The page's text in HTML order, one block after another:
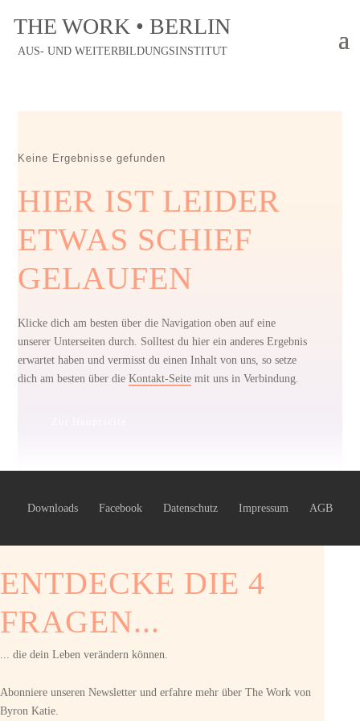
THE WORK • BERLIN
AUS- UND WEITERBILDUNGSINSTITUT
Keine Ergebnisse gefunden
HIER IST LEIDER
ETWAS SCHIEF
GELAUFEN
Klicke dich am besten über die Navigation oben auf eine
unserer Unterseiten durch. Solltest du hier ein anderes Ergebnis
erwartet haben und vermisst du einen Inhalt von uns, so setze
dich am besten über dieKontakt-Seite mit uns in Verbindung.
Downloads Facebook Datenschutz Impressum AGB
ENTDECKE DIE 4
FRAGEN...
... die dein Leben verändern können.
Abonniere unseren Newsletter und erfahre mehr über The Work von
Byron Katie.